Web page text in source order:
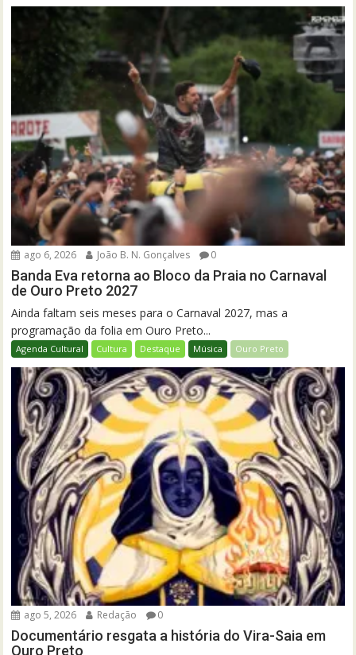
ago 6, 2026 João B. N. Gonçalves 0
Banda Eva retorna ao Bloco da Praia no Carnaval
de Ouro Preto 2027
Ainda faltam seis meses para o Carnaval 2027, mas a
programação da folia em Ouro Preto...
Agenda Cultural Cultura Destaque Música Ouro Preto
ago 5, 2026 Redação 0
Documentário resgata a história do Vira-Saia em
Ouro Preto